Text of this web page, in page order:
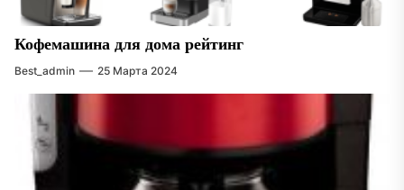
Кофемашина для дома рейтинг
Best_admin 25 Марта 2024